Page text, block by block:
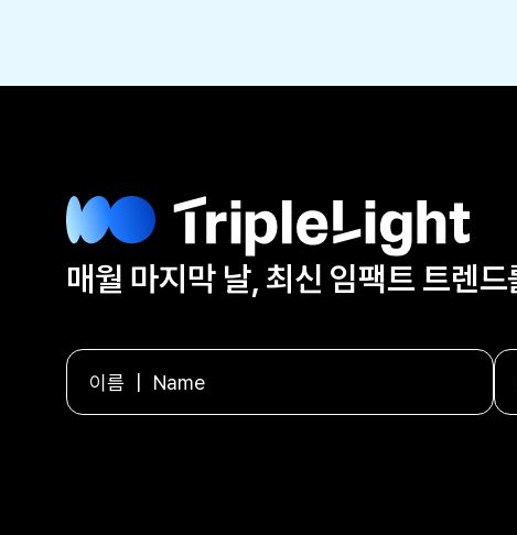
매월 마지막 날, 최신 임팩트 트렌